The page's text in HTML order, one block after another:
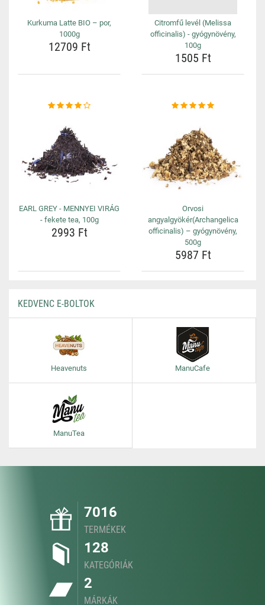
Kurkuma Latte BIO – por,
1000g
12709 Ft
Citromfű levél (Melissa
officinalis) - gyógynövény,
100g
1505 Ft
EARL GREY - MENNYEI VIRÁG
- fekete tea, 100g
2993 Ft
Orvosi
angyalgyökér(Archangelica
officinalis) – gyógynövény,
500g
5987 Ft
KEDVENC E-BOLTOK
Heavenuts ManuCafe
ManuTea
7016
TERMÉKEK
128
KATEGÓRIÁK
2
MÁRKÁK